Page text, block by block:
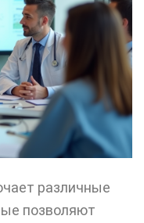
различные
позволяют